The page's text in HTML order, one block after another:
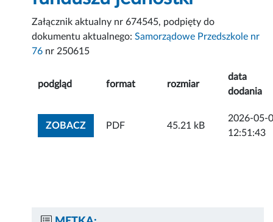
Załącznik aktualny nr 674545, podpięty do
dokumentu aktualnego:Samorządowe Przedszkole nr
76 nr 250615
podgląd format rozmiar
data
dodania
ZOBACZZOBACZ ZAŁĄCZNIK
PDF 45.21 kB
2026-05-
12:51:43